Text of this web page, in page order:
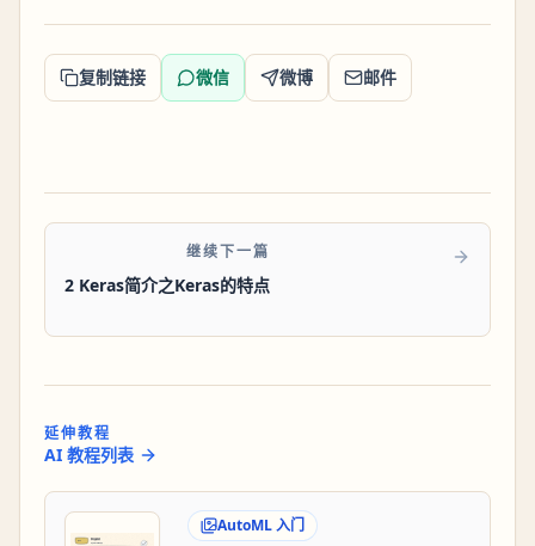
复制链接 微信 微博 邮件
继续下一篇
2 Keras简介之Keras的特点
延伸教程
AI 教程列表
AutoML 入门